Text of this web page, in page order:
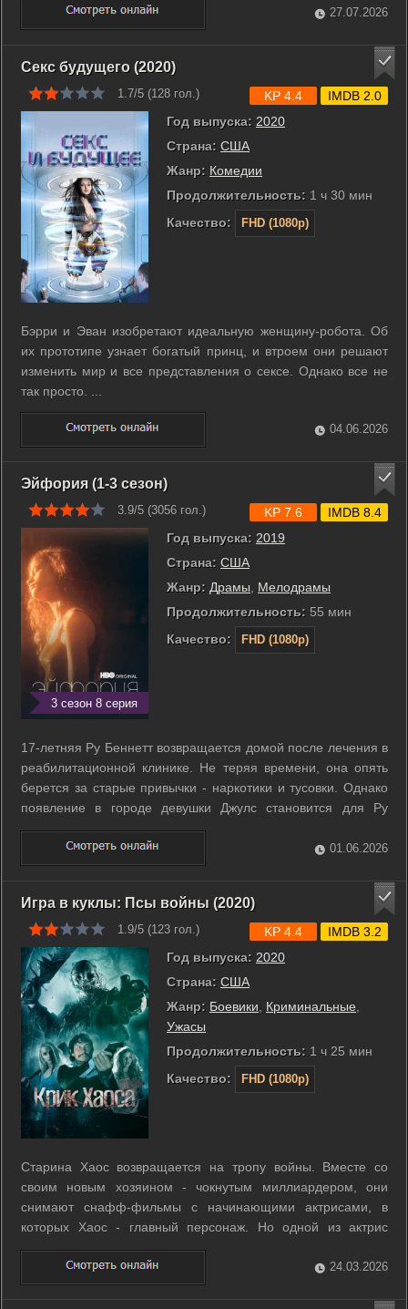
дня и ночи схватить внука и отправиться вместе с ним в
безумные приключения с помощью ...
27.07.2026
Секс будущего (2020)
1.7/5 (128 гол.)
Год выпуска: 2020
Страна: США
Жанр: Комедии
Продолжительность: 1 ч 30 мин
Качество:
FHD (1080p)
KP 4.4 IMDB 2.0
Бэрри и Эван изобретают идеальную женщину-робота. Об
их прототипе узнает богатый принц, и втроем они решают
изменить мир и все представления о сексе. Однако все не
так просто. ...
04.06.2026
Эйфория (1-3 сезон)
3.9/5 (3056 гол.)
3 сезон 8 серия
Год выпуска: 2019
Страна: США
Жанр: Драмы
Мелодрамы
Продолжительность: 55 мин
Качество:
FHD (1080p)
KP 7.6 IMDB 8.4
17-летняя Ру Беннетт возвращается домой после лечения в
реабилитационной клинике. Не теряя времени, она опять
берется за старые привычки - наркотики и тусовки. Однако
появление в городе девушки Джулс становится для Ру
знаком надежды. ...
01.06.2026
Игра в куклы: Псы войны (2020)
1.9/5 (123 гол.)
Год выпуска: 2020
Страна: США
Жанр: Боевики Криминальные
Ужасы
Продолжительность: 1 ч 25 мин
Качество:
FHD (1080p)
KP 4.4 IMDB 3.2
Старина Хаос возвращается на тропу войны. Вместе со
своим новым хозяином - чокнутым миллиардером, они
снимают снафф-фильмы с начинающими актрисами, в
которых Хаос - главный персонаж. Но одной из актрис
оказывается дочь бывшего крутого полицейского, а ныне
частного детектива. Тот отправляется на поиски дочери, не
понимая, в какую игру ввязался. ...
24.03.2026